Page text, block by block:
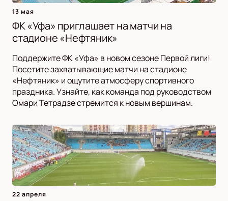
13 мая
ФК «Уфа» приглашает на матчи на
стадионе «Нефтяник»
Поддержите ФК «Уфа» в новом сезоне Первой лиги!
Посетите захватывающие матчи на стадионе
«Нефтяник» и ощутите атмосферу спортивного
праздника. Узнайте, как команда под руководством
Омари Тетрадзе стремится к новым вершинам.
22 апреля